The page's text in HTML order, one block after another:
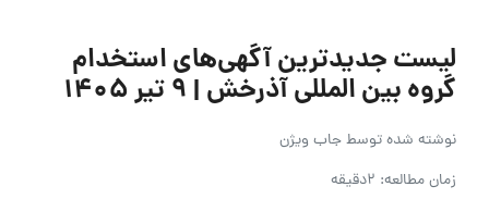
لیست جدیدترین آگهی‌های استخدام
گروه بین المللی آذرخش | ۹ تیر ۱۴۰۵
نوشته شده توسطجاب ویژن
زمان مطالعه: 2دقیقه